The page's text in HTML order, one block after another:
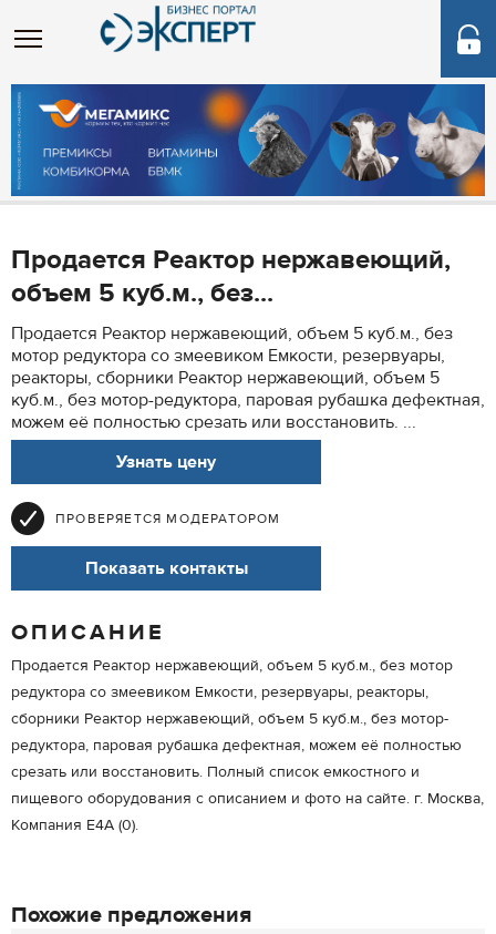
Продается Реактор нержавеющий,
объем 5 куб.м., без...
Продается Реактор нержавеющий, объем 5 куб.м., без
мотор редуктора со змеевиком Емкости, резервуары,
реакторы, сборники Реактор нержавеющий, объем 5
куб.м., без мотор-редуктора, паровая рубашка дефектная,
можем её полностью срезать или восстановить. ...
Узнать цену
ПРОВЕРЯЕТСЯ МОДЕРАТОРОМ
Показать контакты
ОПИСАНИЕ
Продается Реактор нержавеющий, объем 5 куб.м., без мотор
редуктора со змеевиком Емкости, резервуары, реакторы,
сборники Реактор нержавеющий, объем 5 куб.м., без мотор-
редуктора, паровая рубашка дефектная, можем её полностью
срезать или восстановить. Полный список емкостного и
пищевого оборудования с описанием и фото на сайте. г. Москва,
Компания Е4А (0).
Похожие предложения